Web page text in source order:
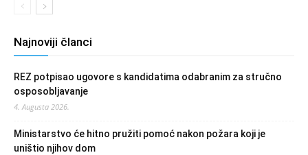
Najnoviji članci
REZ potpisao ugovore s kandidatima odabranim za stručno
osposobljavanje
4. Augusta 2026.
Ministarstvo će hitno pružiti pomoć nakon požara koji je
uništio njihov dom